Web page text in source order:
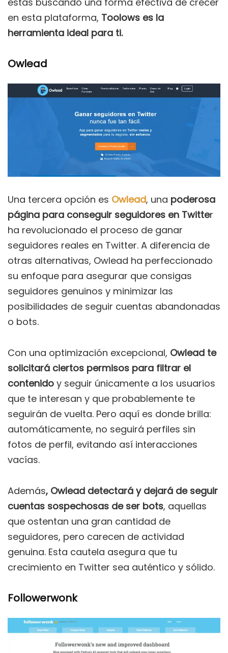
en esta plataforma, Toolows es la
herramienta ideal para ti.
Owlead
Una tercera opción es Owlead, una poderosa
página para conseguir seguidores en Twitter
ha revolucionado el proceso de ganar
seguidores reales en Twitter. A diferencia de
otras alternativas, Owlead ha perfeccionado
su enfoque para asegurar que consigas
seguidores genuinos y minimizar las
posibilidades de seguir cuentas abandonadas
o bots.
Con una optimización excepcional, Owlead te
solicitará ciertos permisos para filtrar el
contenido y seguir únicamente a los usuarios
que te interesan y que probablemente te
seguirán de vuelta. Pero aquí es donde brilla:
automáticamente, no seguirá perfiles sin
fotos de perfil, evitando así interacciones
vacías.
Además, Owlead detectará y dejará de seguir
cuentas sospechosas de ser bots, aquellas
que ostentan una gran cantidad de
seguidores, pero carecen de actividad
genuina. Esta cautela asegura que tu
crecimiento en Twitter sea auténtico y sólido.
Followerwonk